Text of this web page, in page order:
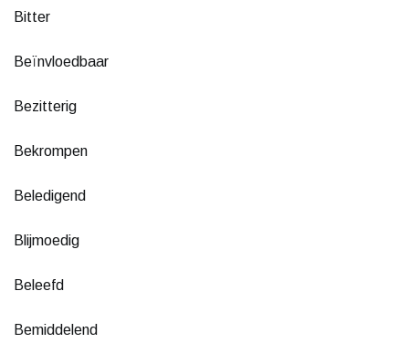
Bitter
Beïnvloedbaar
Bezitterig
Bekrompen
Beledigend
Blijmoedig
Beleefd
Bemiddelend